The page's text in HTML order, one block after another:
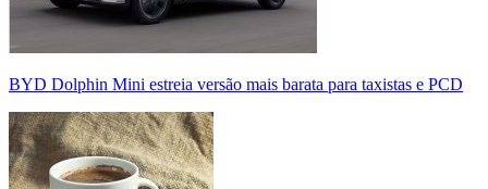
BYD Dolphin Mini estreia versão mais barata para taxistas e PCD